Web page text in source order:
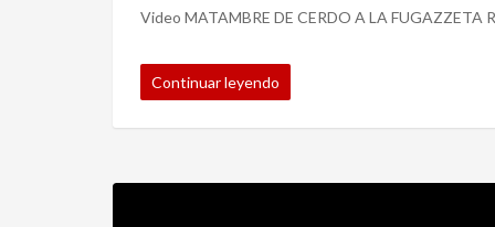
Video MATAMBRE DE CERDO A LA FUGAZZETA
Continuar leyendo